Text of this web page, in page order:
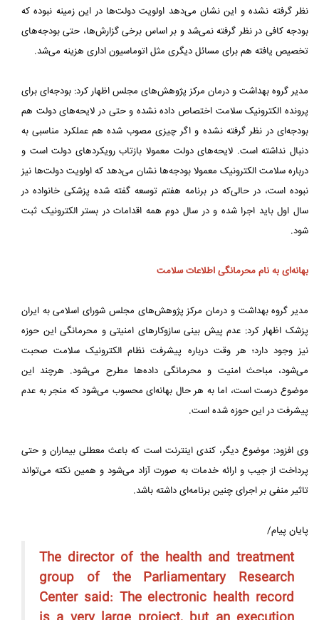
نظر گرفته نشده و این نشان می‌دهد اولویت دولت‌ها در این زمینه نبوده که
بودجه کافی در نظر گرفته نمی‌شد و بر اساس برخی گزارش‌ها، حتی بودجه‌های
تخصیص یافته هم برای مسائل دیگری مثل اتوماسیون اداری هزینه می‌شد.
مدیر گروه بهداشت و درمان مرکز پژوهش‌های مجلس اظهار کرد: بودجه‌ای برای
پرونده الکترونیک سلامت اختصاص داده نشده و حتی در لایحه‌های دولت هم
بودجه‌ای در نظر گرفته نشده و اگر چیزی مصوب شده هم عملکرد مناسبی به
دنبال نداشته است. لایحه‌های دولت معمولا بازتاب رویکردهای دولت است و
درباره سلامت الکترونیک معمولا بودجه‌ها نشان می‌دهد که اولویت دولت‌ها نیز
نبوده است، در حالی‌که در برنامه هفتم توسعه گفته شده پزشکی خانواده در
سال اول باید اجرا شده و در سال دوم همه اقدامات در بستر الکترونیک ثبت
شود.
بهانه‌ای به نام محرمانگی اطلاعات سلامت
مدیر گروه بهداشت و درمان مرکز پژوهش‌های مجلس شورای اسلامی به ایران
پزشک اظهار کرد: عدم پیش بینی سازوکارهای امنیتی و محرمانگی این حوزه
نیز وجود دارد؛ هر وقت درباره پیشرفت نظام الکترونیک سلامت صحبت
می‌شود، مباحث امنیت و محرمانگی داده‌ها مطرح می‌شود. هرچند این
موضوع درست است، اما به هر حال بهانه‌ای محسوب می‌شود که منجر به عدم
پیشرفت در این حوزه شده است.
وی افزود: موضوع دیگر، کندی اینترنت است که باعث معطلی بیماران و حتی
پرداخت از جیب و ارائه خدمات به صورت آزاد می‌شود و همین نکته می‌تواند
تاثیر منفی بر اجرای چنین برنامه‌ای داشته باشد.
پایان پیام/
The director of the health and treatment
group of the Parliamentary Research
Center said: The electronic health record